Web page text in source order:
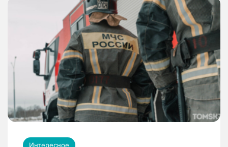
Интересное